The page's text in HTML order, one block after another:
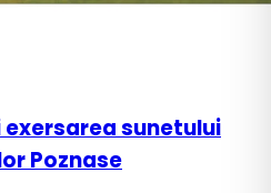
exersarea sunetului
Poznase